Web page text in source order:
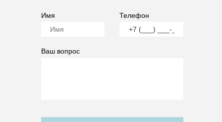
Имя Телефон
Ваш вопрос